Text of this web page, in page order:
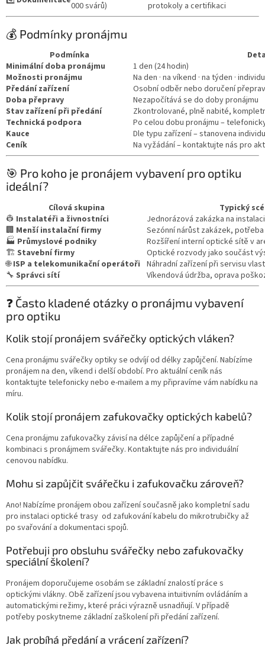
000 svárů)
protokoly a certifikaci
💰 Podmínky pronájmu
Podmínka
Minimální doba pronájmu
1 den (24 hodin)
Možnosti pronájmu
Na den · na víkend · na týden ·
Předání zařízení
Osobní odběr nebo doručení
Doba přepravy
Nezapočítává se do doby pronájmu
Stav zařízení při předání
Zkontrolované, plně nabité,
Technická podpora
Po celou dobu pronájmu –
Kauce
Dle typu zařízení – stanovena
Ceník
Na vyžádání – kontaktujte nás pro
🎯 Pro koho je pronájem vybavení pro optiku
ideální?
Cílová skupina
Typický
👷 Instalatéři a živnostníci
Jednorázová zakázka na
🏢 Menší instalační firmy
Sezónní nárůst zakázek,
🏭 Průmyslové podniky
Rozšíření interní optické sítě v
🏗️ Stavební firmy
Optické rozvody jako součást
🌐 ISP a telekomunikační operátoři Náhradní zařízení při servisu
🔧 Správci sítí Víkendová údržba, oprava
❓ Často kladené otázky o pronájmu vybavení
pro optiku
Kolik stojí pronájem svářečky optických vláken?
Cena pronájmu svářečky optiky se odvíjí od délky zapůjčení. Nabízíme
pronájem na den, víkend i delší období. Pro aktuální ceník nás
kontaktujte telefonicky nebo e-mailem a my připravíme vám nabídku na
míru.
Kolik stojí pronájem zafukovačky optických kabelů?
Cena pronájmu zafukovačky závisí na délce zapůjčení a případné
kombinaci s pronájmem svářečky. Kontaktujte nás pro individuální
cenovou nabídku.
Mohu si zapůjčit svářečku i zafukovačku zároveň?
Ano! Nabízíme pronájem obou zařízení současně jako kompletní sadu
pro instalaci optické trasy od zafukování kabelu do mikrotrubičky až
po svařování a dokumentaci spojů.
Potřebuji pro obsluhu svářečky nebo zafukovačky
speciální školení?
Pronájem doporučujeme osobám se základní znalostí práce s
optickými vlákny. Obě zařízení jsou vybavena intuitivním ovládáním a
automatickými režimy, které práci výrazně usnadňují. V případě
potřeby poskytneme základní zaškolení při předání zařízení.
Jak probíhá předání a vrácení zařízení?